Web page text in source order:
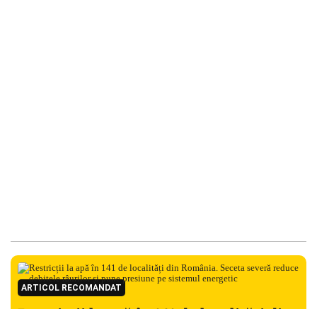
ARTICOL RECOMANDAT